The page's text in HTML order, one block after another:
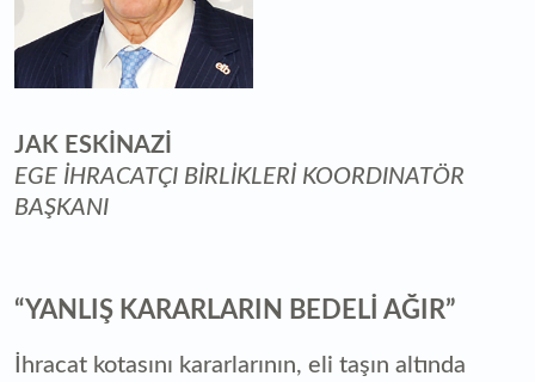
JAK ESKİNAZİ
EGE İHRACATÇI BİRLİKLERİ KOORDINATÖR
BAŞKANI
“YANLIŞ KARARLARIN BEDELİ AĞIR”
İhracat kotasını kararlarının, eli taşın altında